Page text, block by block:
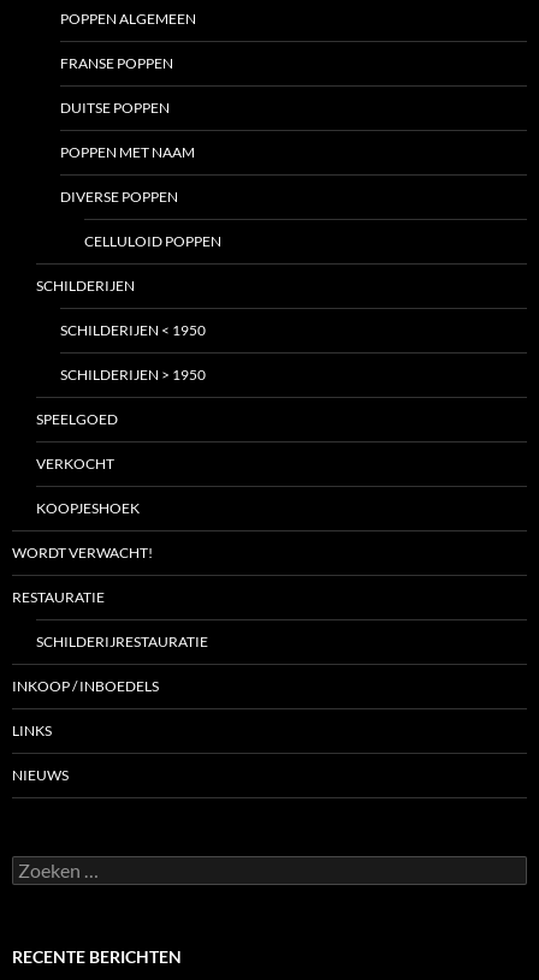
POPPEN ALGEMEEN
FRANSE POPPEN
DUITSE POPPEN
POPPEN MET NAAM
DIVERSE POPPEN
CELLULOID POPPEN
SCHILDERIJEN
SCHILDERIJEN < 1950
SCHILDERIJEN > 1950
SPEELGOED
VERKOCHT
KOOPJESHOEK
WORDT VERWACHT!
RESTAURATIE
SCHILDERIJRESTAURATIE
INKOOP / INBOEDELS
LINKS
NIEUWS
Zoeken
naar:
RECENTE BERICHTEN